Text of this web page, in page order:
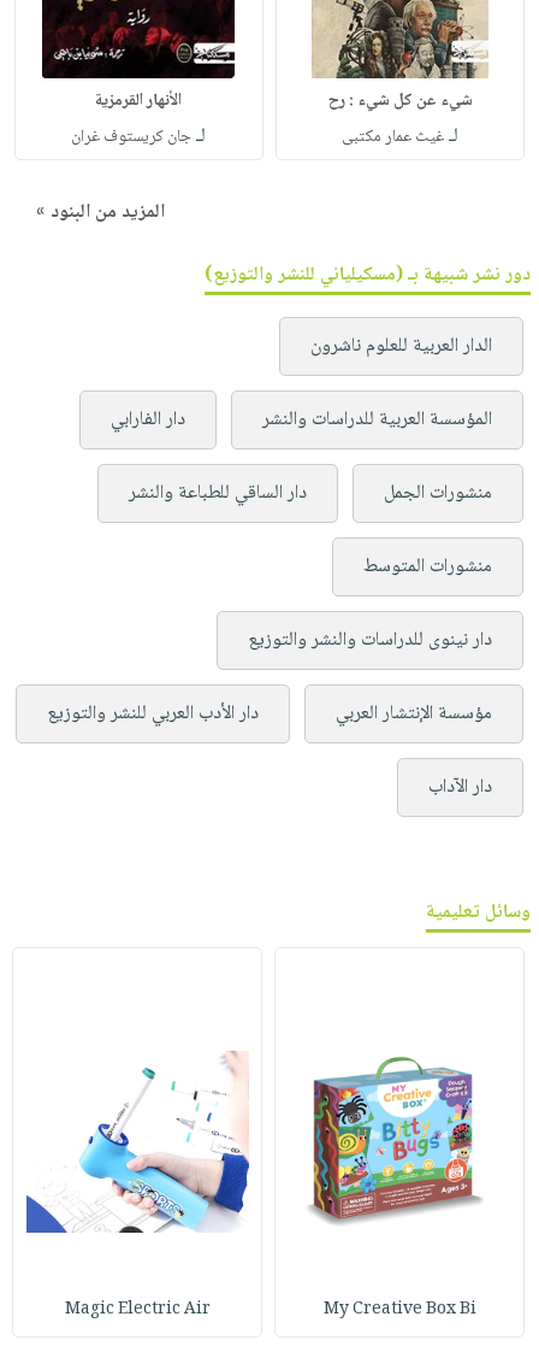
شيء عن كل شيء : رح
لـغيث عمار مكتبى
الأنهار القرمزية
لـجان كريستوف غران
المزيد من البنود »
دور نشر شبيهة بـ (مسكيلياني للنشر والتوزيع)
الدار العربية للعلوم ناشرون
المؤسسة العربية للدراسات والنشر دار الفارابي
منشورات الجمل دار الساقي للطباعة والنشر
منشورات المتوسط
دار نينوى للدراسات والنشر والتوزيع
مؤسسة الإنتشار العربي دار الأدب العربي للنشر والتوزيع
دار الآداب
وسائل تعليمية
My Creative Box Bi
Magic Electric Air